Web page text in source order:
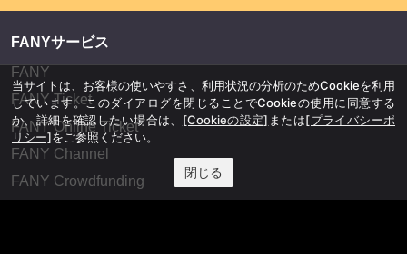
FANYサービス
FANY
FANY Ticket
FANY Online Ticket
FANY Channel
FANY Crowdfunding
当サイトは、お客様の使いやすさ、利用状況の分析のためCookieを利用
しています。このダイアログを閉じることでCookieの使用に同意する
か、詳細を確認したい場合は、 [Cookieの設定] または[プライバシーポ
リシー]をご参照ください。
閉じる